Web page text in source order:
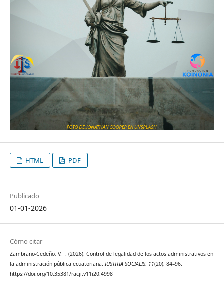
HTML PDF
Publicado
01-01-2026
Cómo citar
Zambrano-Cedeño, V. F. (2026). Control de legalidad de los actos administrativos en
la administración pública ecuatoriana. IUSTITIA SOCIALIS, 11(20), 84–96.
https://doi.org/10.35381/racji.v11i20.4998